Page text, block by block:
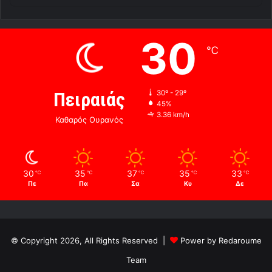
Πειραιάς
Καθαρός Ουρανός
30 ℃
30º - 29º
45%
3.36 km/h
30 ℃
Πε
35 ℃
Πα
37 ℃
Σα
35 ℃
Κυ
33 ℃
Δε
© Copyright 2026, All Rights Reserved |
Power by Redaroume
Team